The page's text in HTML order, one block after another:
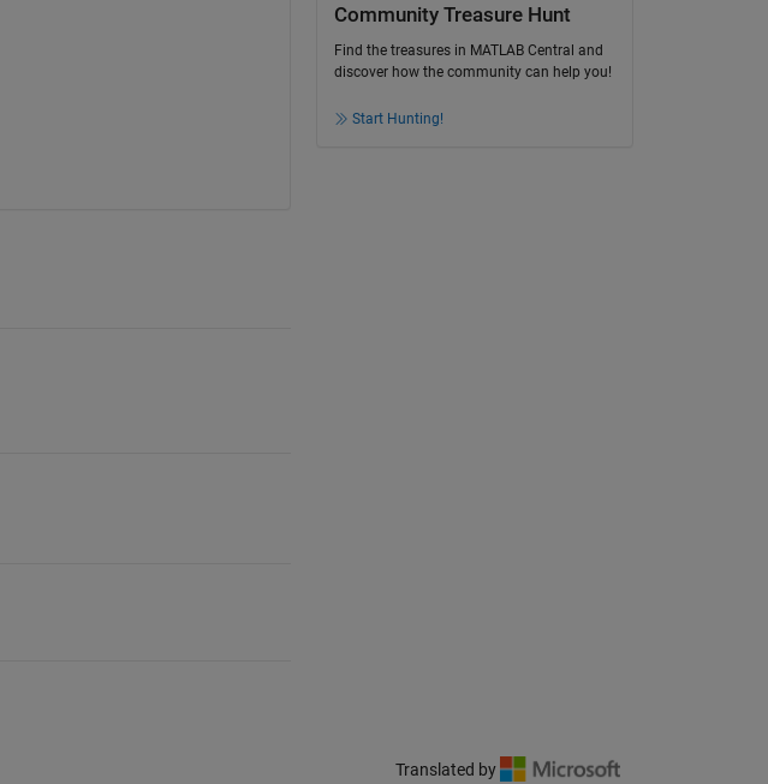
Community Treasure Hunt
Find the treasures in MATLAB Central and
discover how the community can help you!
Start Hunting!
Translated by